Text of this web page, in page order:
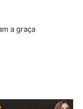
a graça